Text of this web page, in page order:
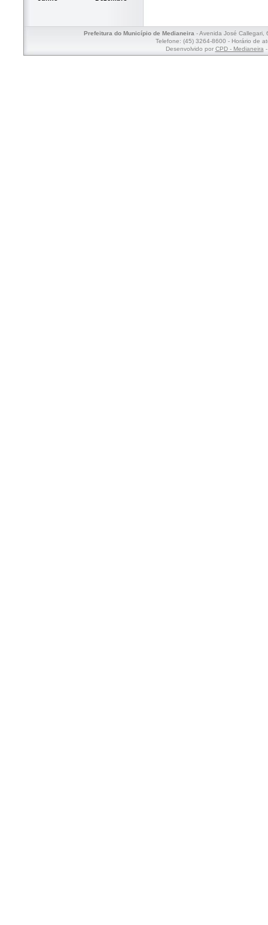
Prefeitura do Município de Medianeira- Avenida José Callegari,
Telefone: (45) 3264-8600 - Horário de
Desenvolvido por CPD - Medianeira-